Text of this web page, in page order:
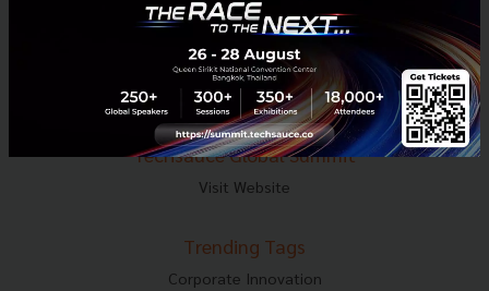
About Techsauce
Techsauce Services
Privacy Policy
ส่งบทความ
Techsauce Global Summit
Visit Website
Trending Tags
Corporate Innovation